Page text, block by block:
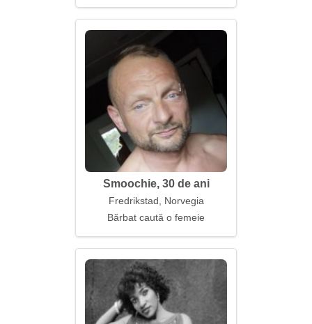
Smoochie, 30 de ani
Fredrikstad, Norvegia
Bărbat caută o femeie